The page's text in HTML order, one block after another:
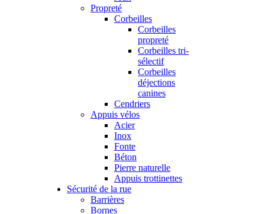
Propreté
Corbeilles
Corbeilles
propreté
Corbeilles tri-
sélectif
Corbeilles
déjections
canines
Cendriers
Appuis vélos
Acier
Inox
Fonte
Béton
Pierre naturelle
Appuis trottinettes
Sécurité de la rue
Barrières
Bornes